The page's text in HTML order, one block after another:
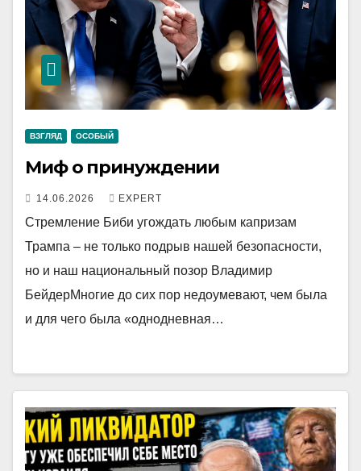
ВЗГЛЯД ОСОБЫЙ
Миф о принуждении
14.06.2026 EXPERT
Стремление Биби угождать любым капризам
Трампа – не только подрыв нашей безопасности,
но и наш национальный позор Владимир
БейдерМногие до сих пор недоумевают, чем была
и для чего была «однодневная…